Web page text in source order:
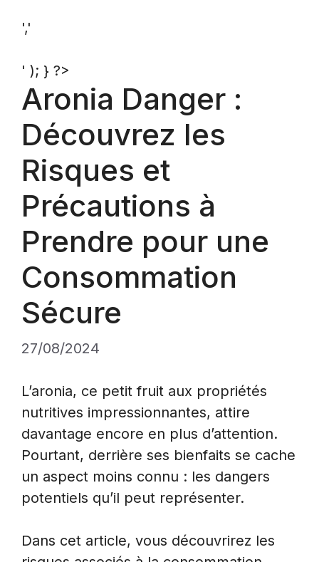
','
' ); } ?>
Aronia Danger :
Découvrez les
Risques et
Précautions à
Prendre pour une
Consommation
Sécure
27/08/2024
L’aronia, ce petit fruit aux propriétés
nutritives impressionnantes, attire
davantage encore en plus d’attention.
Pourtant, derrière ses bienfaits se cache
un aspect moins connu : les dangers
potentiels qu’il peut représenter.
Dans cet article, vous découvrirez les